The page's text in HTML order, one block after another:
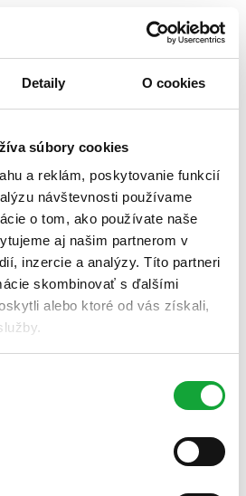
Detaily O cookies
súbory cookies
a reklám, poskytovanie funkcií
návštevnosti používame
o tom, ako používate naše
aj našim partnerom v
inzercie a analýzy. Títo partneri
skombinovať s ďalšími
alebo ktoré od vás získali,